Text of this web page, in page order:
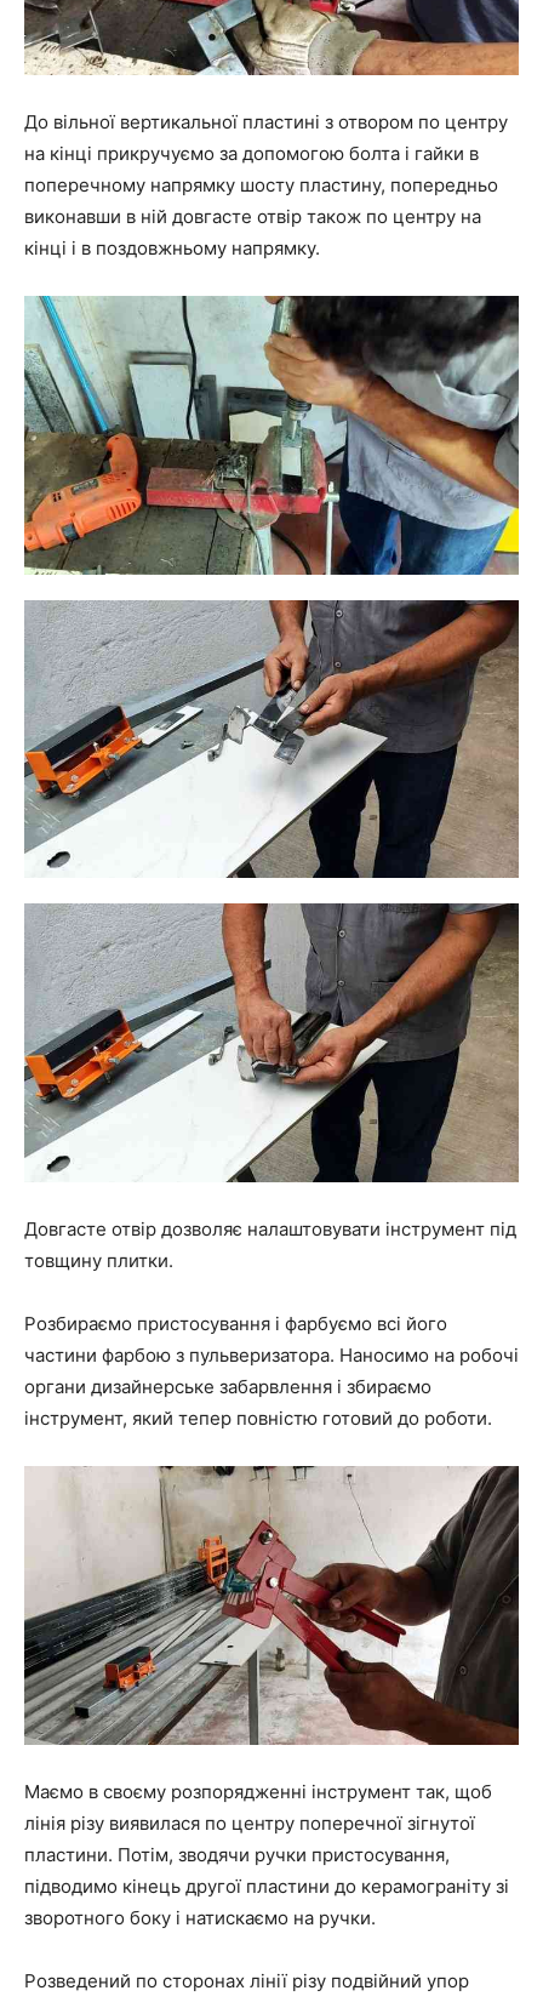
До вільної вертикальної пластині з отвором по центру
на кінці прикручуємо за допомогою болта і гайки в
поперечному напрямку шосту пластину, попередньо
виконавши в ній довгасте отвір також по центру на
кінці і в поздовжньому напрямку.
Довгасте отвір дозволяє налаштовувати інструмент під
товщину плитки.
Розбираємо пристосування і фарбуємо всі його
частини фарбою з пульверизатора. Наносимо на робочі
органи дизайнерське забарвлення і збираємо
інструмент, який тепер повністю готовий до роботи.
Маємо в своєму розпорядженні інструмент так, щоб
лінія різу виявилася по центру поперечної зігнутої
пластини. Потім, зводячи ручки пристосування,
підводимо кінець другої пластини до керамограніту зі
зворотного боку і натискаємо на ручки.
Розведений по сторонах лінії різу подвійний упор